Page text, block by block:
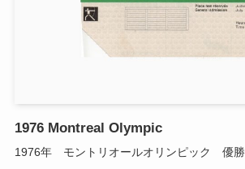
1976 Montreal Olympic
1976年 モントリオールオリンピック 優勝